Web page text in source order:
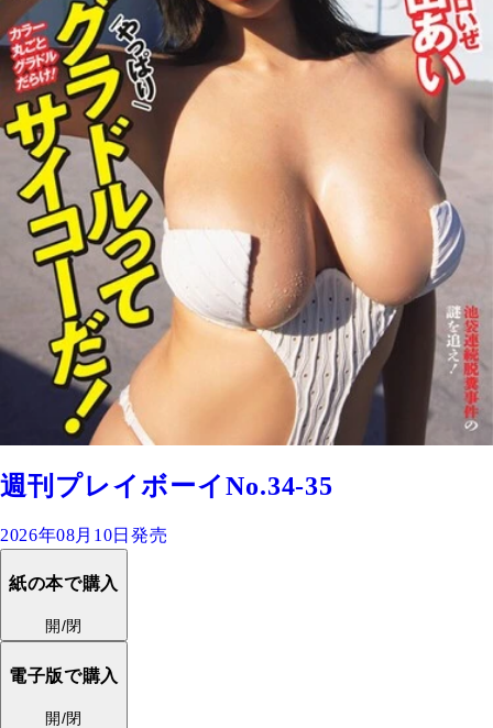
週刊プレイボーイNo.34-35
2026年08月10日発売
紙の本で購入
開/閉
電子版で購入
開/閉